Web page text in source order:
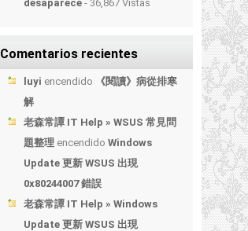
desaparece - 36,867 Vistas
Comentarios recientes
luyi encendido
《閱讀》病從排寒
解
老森常譚 IT Help » WSUS 常見問
題整理 encendido Windows
Update 更新 WSUS 出現
0x80244007 錯誤
老森常譚 IT Help » Windows
Update 更新 WSUS 出現